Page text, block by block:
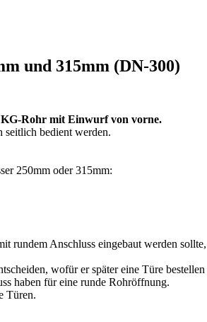
und 315mm (DN-300)
KG-Rohr mit Einwurf von vorne.
seitlich bedient werden.
250mm oder 315mm:
rundem Anschluss eingebaut werden
wofür er später eine Türe
haben für eine runde Rohröffnung.
Türen.